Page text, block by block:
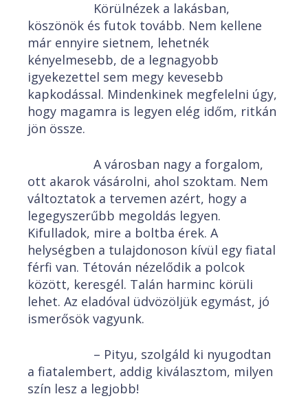
Körülnézek a lakásban,
köszönök és futok tovább. Nem kellene
már ennyire sietnem, lehetnék
kényelmesebb, de a legnagyobb
igyekezettel sem megy kevesebb
kapkodással. Mindenkinek megfelelni úgy,
hogy magamra is legyen elég időm, ritkán
jön össze.
A városban nagy a forgalom,
ott akarok vásárolni, ahol szoktam. Nem
változtatok a tervemen azért, hogy a
legegyszerűbb megoldás legyen.
Kifulladok, mire a boltba érek. A
helységben a tulajdonoson kívül egy fiatal
férfi van. Tétován nézelődik a polcok
között, keresgél. Talán harminc körüli
lehet. Az eladóval üdvözöljük egymást, jó
ismerősök vagyunk.
– Pityu, szolgáld ki nyugodtan
a fiatalembert, addig kiválasztom, milyen
szín lesz a legjobb!